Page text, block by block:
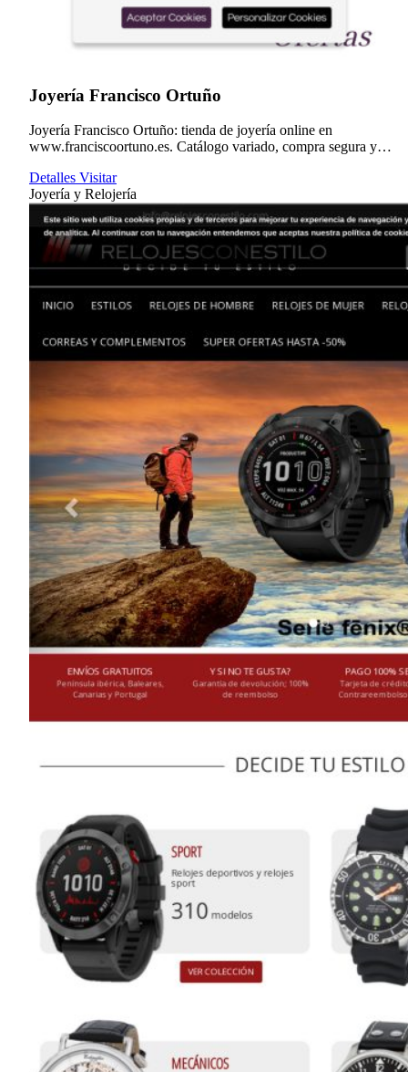
Joyería Francisco Ortuño
Joyería Francisco Ortuño: tienda de joyería online en
www.franciscoortuno.es. Catálogo variado, compra segura y
Detalles Visitar
Joyería y Relojería